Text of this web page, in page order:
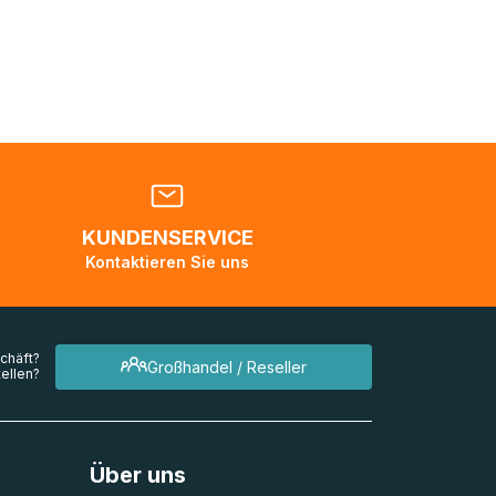
KUNDENSERVICE
Kontaktieren Sie uns
Großhandel / Reseller
Über uns